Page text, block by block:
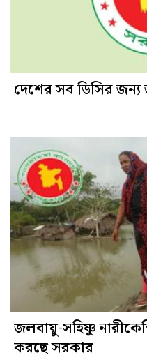
দেশের সব ডিসির জন্য
জলবায়ু-সহিষ্ণু
করছে সরকার